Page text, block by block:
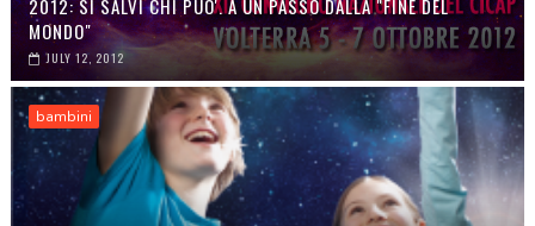
2012: SI SALVI CHI PUO'. A UN PASSO DALLA "FINE DEL
MONDO"
JULY 12, 2012
bambini